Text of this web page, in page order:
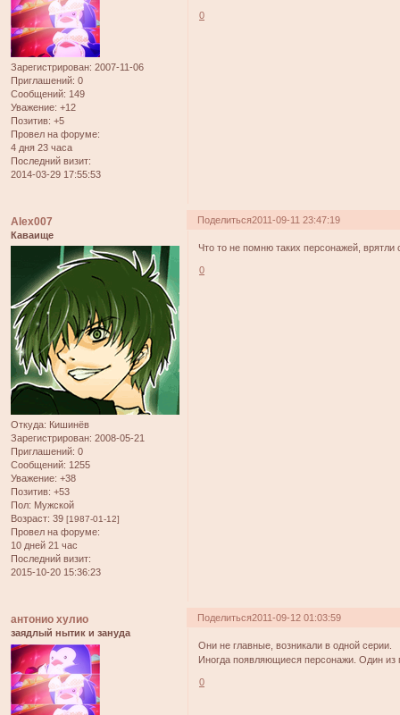
Зарегистрирован: 2007-11-06
Приглашений: 0
Сообщений: 149
Уважение: +12
Позитив: +5
Провел на форуме:
4 дня 23 часа
Последний визит:
2014-03-29 17:55:53
0
Поделиться2011-09-11 23:47:19
Alex007
Каваище
Откуда: Кишинёв
Зарегистрирован: 2008-05-21
Приглашений: 0
Сообщений: 1255
Уважение: +38
Позитив: +53
Пол: Мужской
Возраст: 39 [1987-01-12]
Провел на форуме:
10 дней 21 час
Последний визит:
2015-10-20 15:36:23
Что то не помню таких персонажей, врятли
0
Поделиться2011-09-12 01:03:59
антонио хулио
заядлый нытик и зануда
Они не главные, возникали в одной серии.
Иногда появляющиеся персонажи. Один из
0